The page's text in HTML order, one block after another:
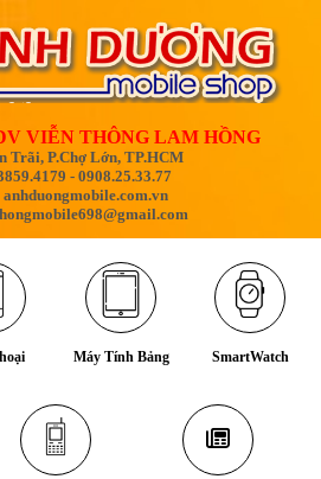
VIỄN THÔNG LAM HỒNG
Trãi, P.Chợ Lớn, TP.HCM
- 0908.25.33.77
anhduongmobile.com.vn
Máy Tính Bảng SmartWatch